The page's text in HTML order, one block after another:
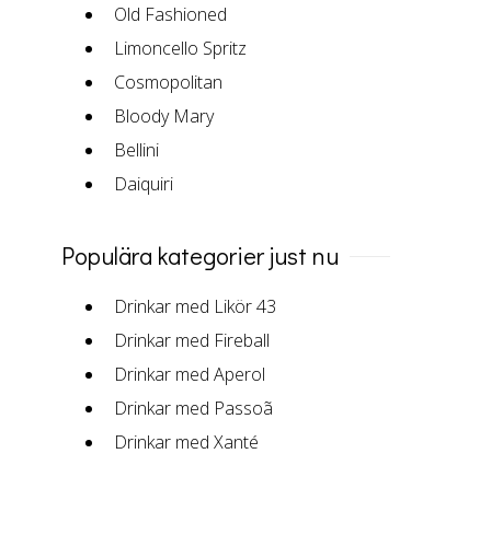
Old Fashioned
Limoncello Spritz
Cosmopolitan
Bloody Mary
Bellini
Daiquiri
Populära kategorier just nu
Drinkar med Likör 43
Drinkar med Fireball
Drinkar med Aperol
Drinkar med Passoã
Drinkar med Xanté